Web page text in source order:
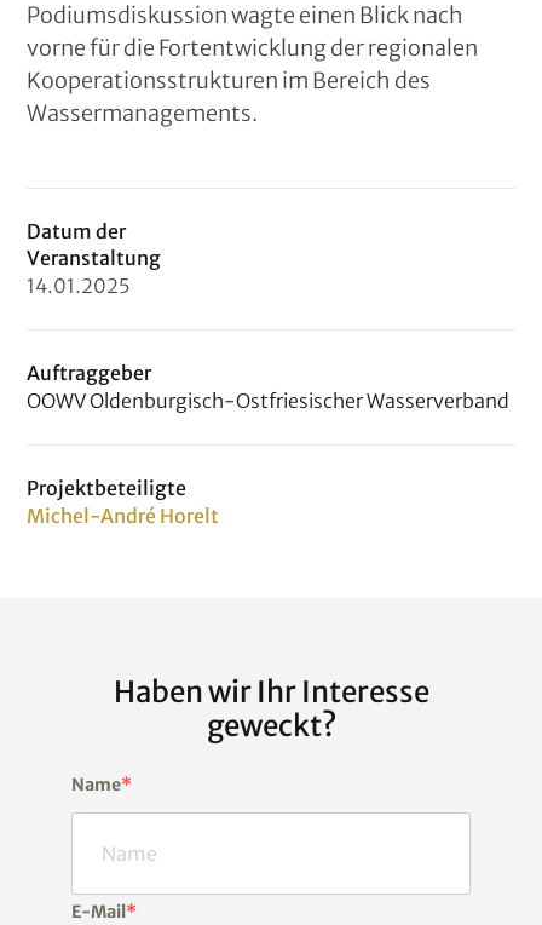
Podiumsdiskussion wagte einen Blick nach
vorne für die Fortentwicklung der regionalen
Kooperationsstrukturen im Bereich des
Wassermanagements.
Datum der
Veranstaltung
14.01.2025
Auftraggeber
OOWV Oldenburgisch-Ostfriesischer Wasserverband
Projektbeteiligte
Michel-André Horelt
Haben wir Ihr Interesse
geweckt?
Name
E-Mail